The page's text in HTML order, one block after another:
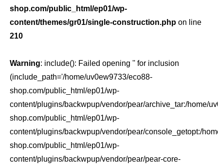
shop.com/public_html/ep01/wp-
content/themes/gr01/single-construction.php on line
210
Warning: include(): Failed opening '' for inclusion
(include_path='/home/uv0ew9733/eco88-
shop.com/public_html/ep01/wp-
content/plugins/backwpup/vendor/pear/archive_tar:/home/
shop.com/public_html/ep01/wp-
content/plugins/backwpup/vendor/pear/console_getopt:/
shop.com/public_html/ep01/wp-
content/plugins/backwpup/vendor/pear/pear-core-